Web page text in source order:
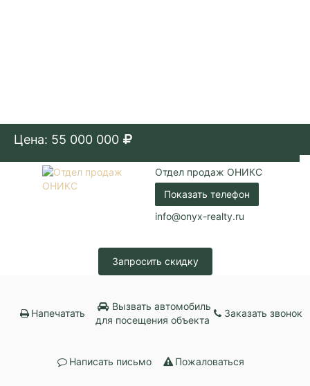
Цена: 55 000 000
Отдел продаж ОНИКС
Показать телефон
info@onyx-realty.ru
Запросить скидку
Напечатать
Вызвать автомобиль
для посещения объекта
Заказать звонок
Написать письмо Пожаловаться